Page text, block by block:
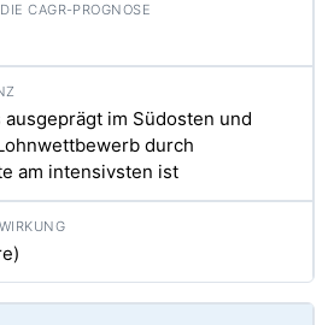
im Südosten und
durch
am intensivsten ist